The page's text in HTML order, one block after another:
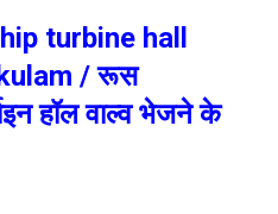
turbine hall
/ रूस
हॉल वाल्व भेजने के